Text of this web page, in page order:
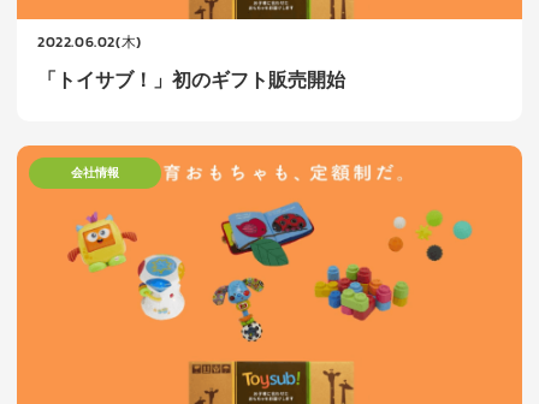
2022.06.02(木)
「トイサブ！」初のギフト販売開始
会社情報